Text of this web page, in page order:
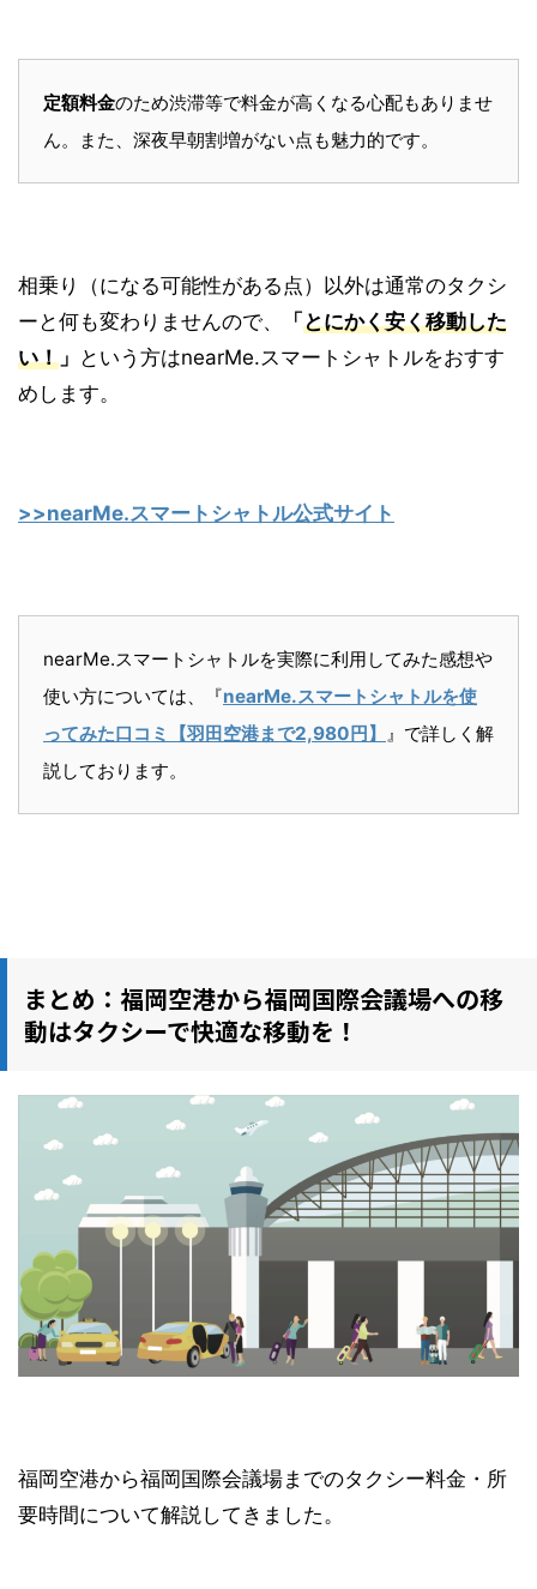
定額料金のため渋滞等で料金が高くなる心配もありませ
ん。また、深夜早朝割増がない点も魅力的です。
相乗り（になる可能性がある点）以外は通常のタクシ
ーと何も変わりませんので、
「とにかく安く移動した
い！ 」 という方はnearMe.スマートシャトルをおすす
めします。
>>nearMe.スマートシャトル公式サイト
nearMe.スマートシャトルを実際に利用してみた感想や
使い方については、『nearMe.スマートシャトルを使
ってみた口コミ【羽田空港まで2,980円】
』で詳しく解
説しております。
まとめ：福岡空港から福岡国際会議場への移
動はタクシーで快適な移動を！
福岡空港から福岡国際会議場までのタクシー料金・所
要時間について解説してきました。